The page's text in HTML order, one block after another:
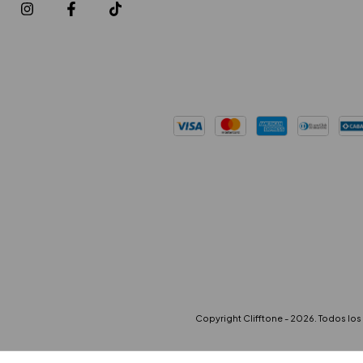
Copyright Clifftone - 2026. Todos